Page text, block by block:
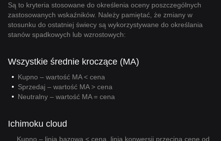
Są to kryteria stosowane do określenia oceny poszczególnych
zastosowanych wskaźników. Należy pamiętać, że zmiany w
stosunku do ostatniej świecy są wykorzystywane do określania
stanów spadkowych lub wzrostowych:
Wszystkie średnie kroczące (MA)
Kupno – wartość MA < cena
Sprzedaj – wartość MA > cena
Neutralny – wartość MA = cena
Ichimoku cloud
Kupno – linia bazowa < cena, linia konwersji przecina cenę od